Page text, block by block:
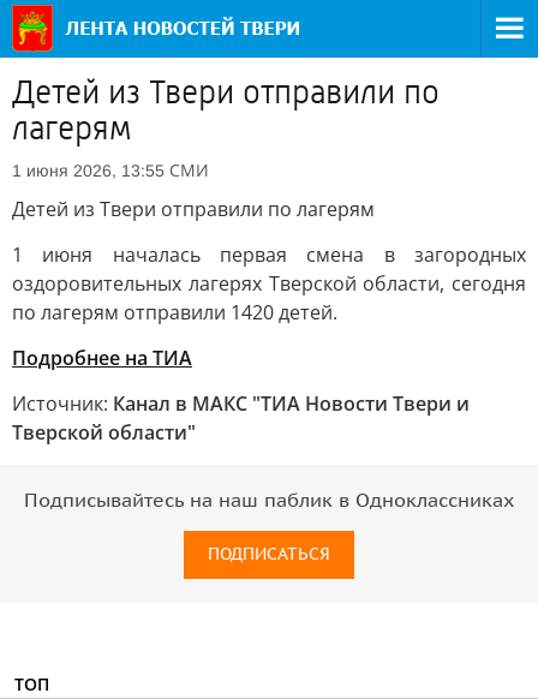
Детей из Твери отправили по
лагерям
1 июня 2026, 13:55 СМИ
Детей из Твери отправили по лагерям
1 июня началась первая смена в загородных
оздоровительных лагерях Тверской области, сегодня
по лагерям отправили 1420 детей.
Подробнее на ТИА
Источник: Канал в МАКС "ТИА Новости Твери и
Тверской области"
Подписывайтесь на наш паблик в Одноклассниках
ПОДПИСАТЬСЯ
ТОП